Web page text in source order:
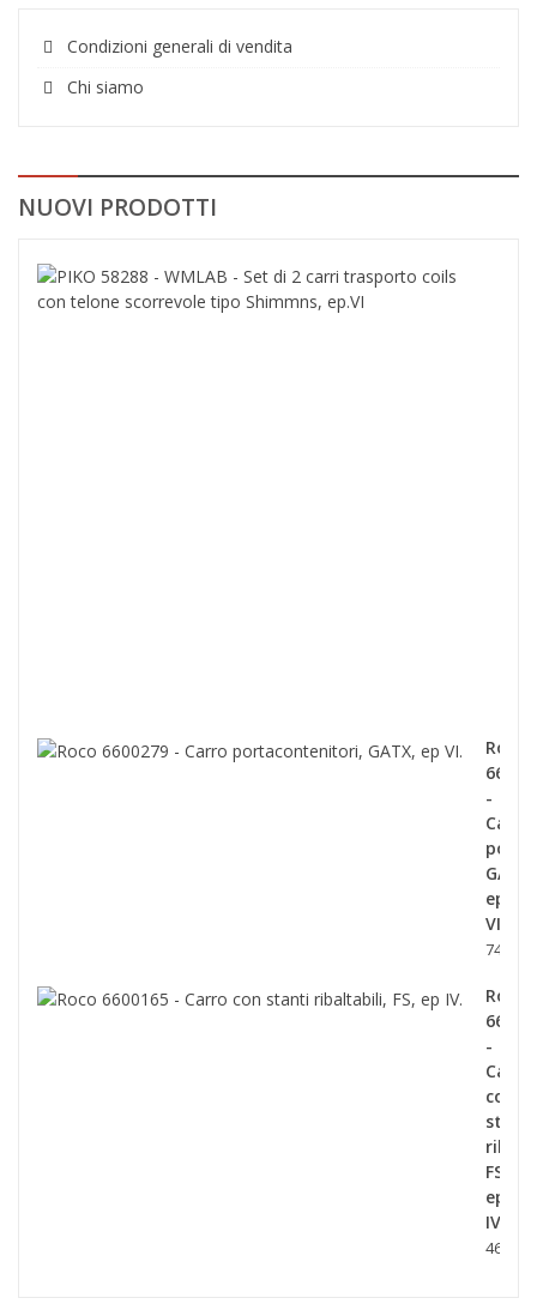
Condizioni generali di vendita
Chi siamo
NUOVI PRODOTTI
Roco
-
Carro
GATX,
ep
VI.
74,90 €
Roco
-
Carro
con
stanti
FS,
ep
IV.
46,90 €